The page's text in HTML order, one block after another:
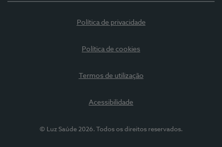
Política de privacidade
Política de cookies
Termos de utilização
Acessibilidade
© Luz Saúde 2026. Todos os direitos reservados.